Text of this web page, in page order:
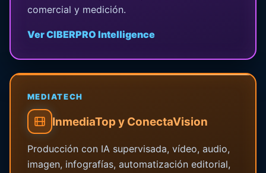
comercial y medición.
Ver CIBERPRO Intelligence
MEDIATECH
InmediaTop y ConectaVision
Producción con IA supervisada, vídeo, audio,
imagen, infografías, automatización editorial,